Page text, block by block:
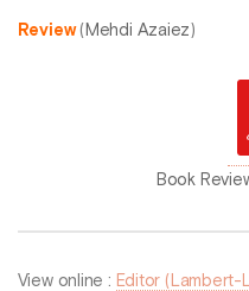
Review( Mehdi Azaiez )
Book
View online : Editor (Lambert-